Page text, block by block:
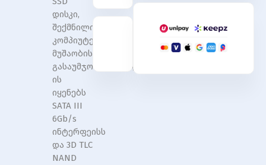
დისკი,
შექმნილი
კომპიუტერის
მუშაობის
გასაუმჯობესებლად.
ის
იყენებს
SATA III
6Gb/s
ინტერფეისს
და 3D TLC
NAND
SATAIII,
7mm
120GB
Standard